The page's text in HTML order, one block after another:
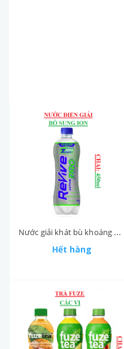
Nước giải khát bù khoáng Revive active pro chai 450ml
Hết hàng